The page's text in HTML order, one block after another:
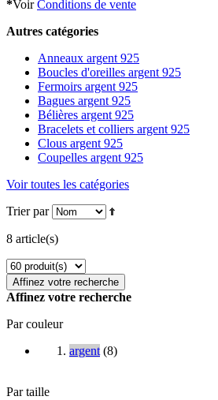
*VoirConditions de vente
Autres catégories
Anneaux argent 925
Boucles d'oreilles argent 925
Fermoirs argent 925
Bagues argent 925
Bélières argent 925
Bracelets et colliers argent 925
Clous argent 925
Coupelles argent 925
Voir toutes les catégories
Trier par
8 article(s)
Affinez votre recherche
Affinez votre recherche
Par couleur
argent (8)
Par taille